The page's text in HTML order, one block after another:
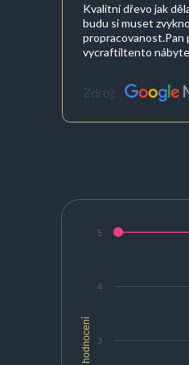
Kvalitní dřevo jak
budu si muset
propracovanost.Pan
vycraftiltento
Zdroj:
hodnocení 3
4
5